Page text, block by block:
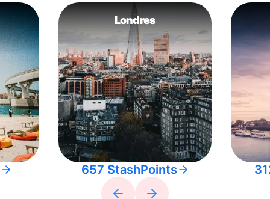
Londres
657 StashPoints